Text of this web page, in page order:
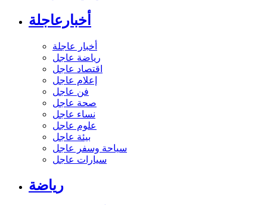
أخبارعاجلة
أخبار عاجلة
رياضة عاجل
اقتصاد عاجل
إعلام عاجل
فن عاجل
صحة عاجل
نساء عاجل
علوم عاجل
بيئة عاجل
سياحة وسفر عاجل
سيارات عاجل
رياضة